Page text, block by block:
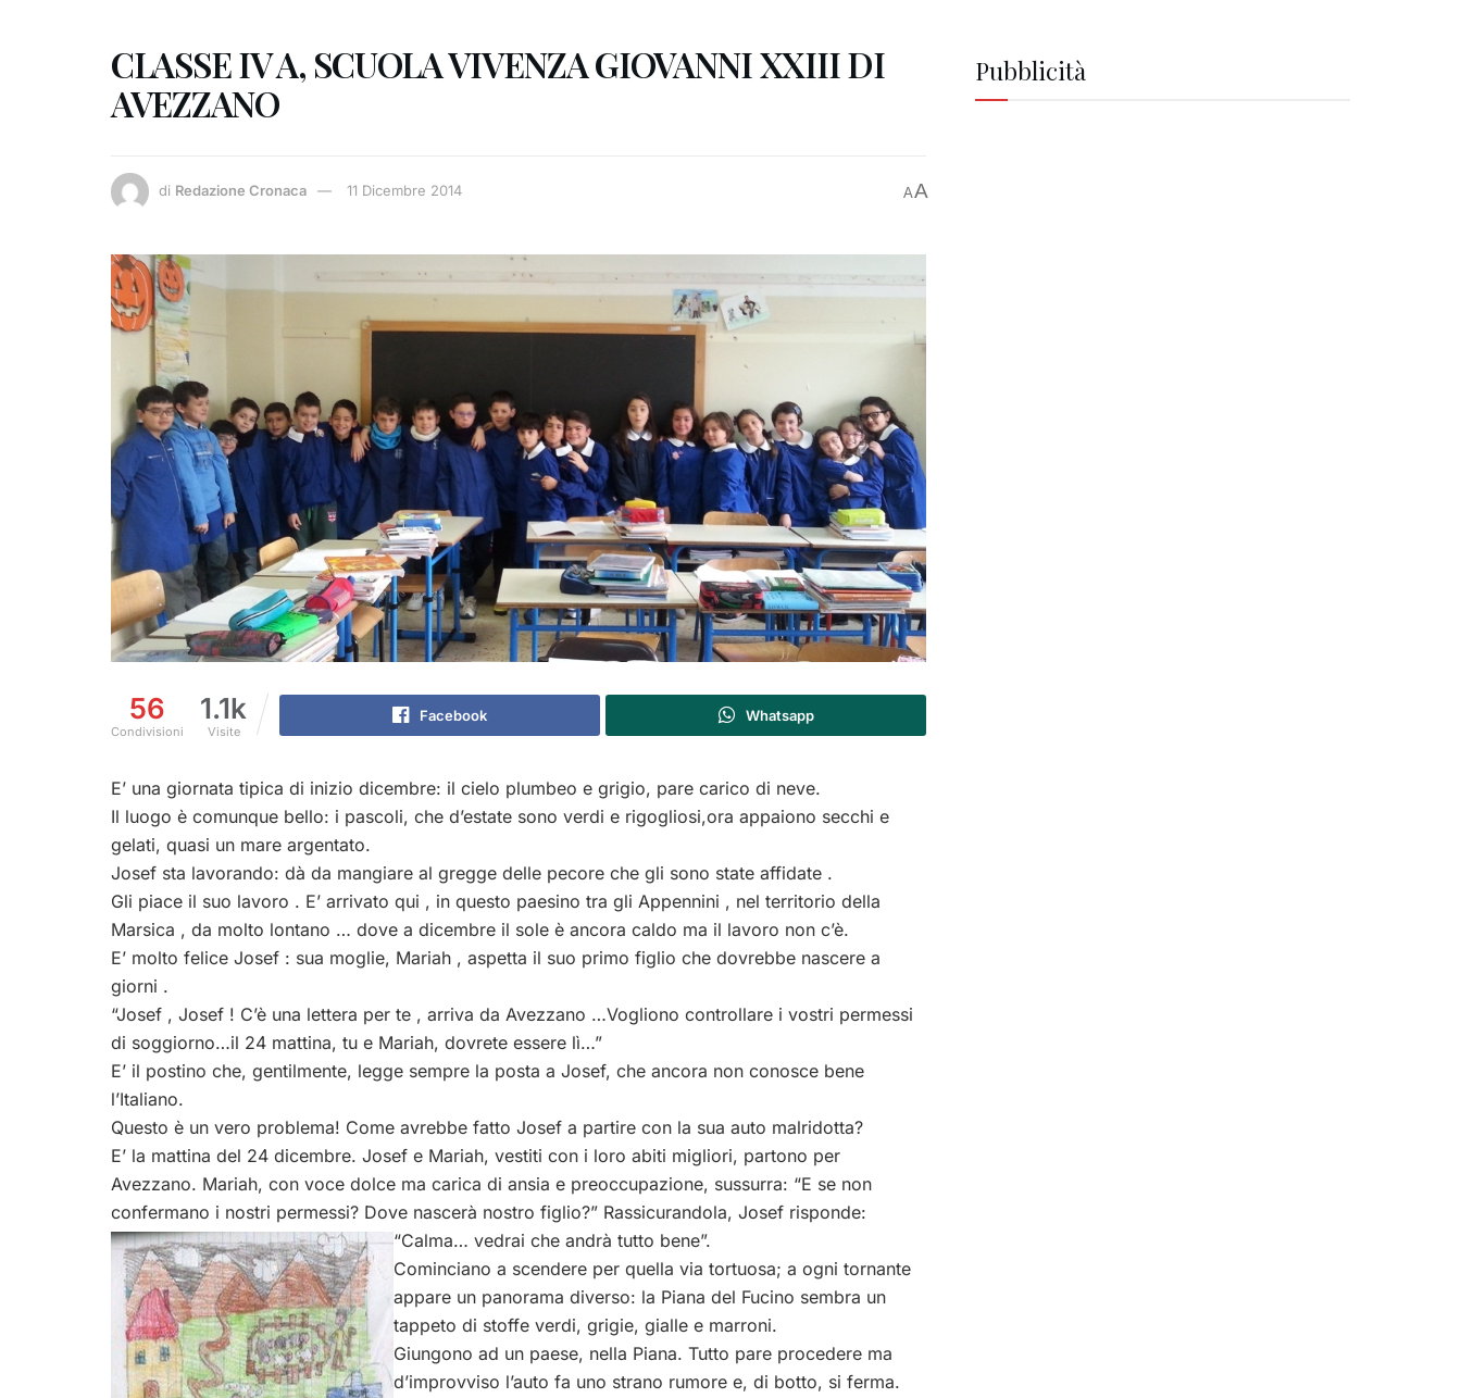
CLASSE IV A, SCUOLA VIVENZA GIOVANNI XXIII DI
AVEZZANO
di Redazione Cronaca 11 Dicembre 2014 AA
56
Condivisioni
1.1k
Visite
Facebook Whatsapp
E’ una giornata tipica di inizio dicembre: il cielo plumbeo e grigio, pare carico di neve.
Il luogo è comunque bello: i pascoli, che d’estate sono verdi e rigogliosi,ora appaiono secchi e
gelati, quasi un mare argentato.
Josef sta lavorando: dà da mangiare al gregge delle pecore che gli sono state affidate .
Gli piace il suo lavoro . E’ arrivato qui , in questo paesino tra gli Appennini , nel territorio della
Marsica , da molto lontano … dove a dicembre il sole è ancora caldo ma il lavoro non c’è.
E’ molto felice Josef : sua moglie, Mariah , aspetta il suo primo figlio che dovrebbe nascere a
giorni .
“Josef , Josef ! C’è una lettera per te , arriva da Avezzano …Vogliono controllare i vostri permessi
di soggiorno…il 24 mattina, tu e Mariah, dovrete essere lì…”
E’ il postino che, gentilmente, legge sempre la posta a Josef, che ancora non conosce bene
l’Italiano.
Questo è un vero problema! Come avrebbe fatto Josef a partire con la sua auto malridotta?
E’ la mattina del 24 dicembre. Josef e Mariah, vestiti con i loro abiti migliori, partono per
Avezzano. Mariah, con voce dolce ma carica di ansia e preoccupazione, sussurra: “E se non
confermano i nostri permessi? Dove nascerà nostro figlio?” Rassicurandola, Josef risponde:
“Calma… vedrai che andrà tutto bene”.
Cominciano a scendere per quella via tortuosa; a ogni tornante
appare un panorama diverso: la Piana del Fucino sembra un
tappeto di stoffe verdi, grigie, gialle e marroni.
Giungono ad un paese, nella Piana. Tutto pare procedere ma
d’improvviso l’auto fa uno strano rumore e, di botto, si ferma.
Pubblicità